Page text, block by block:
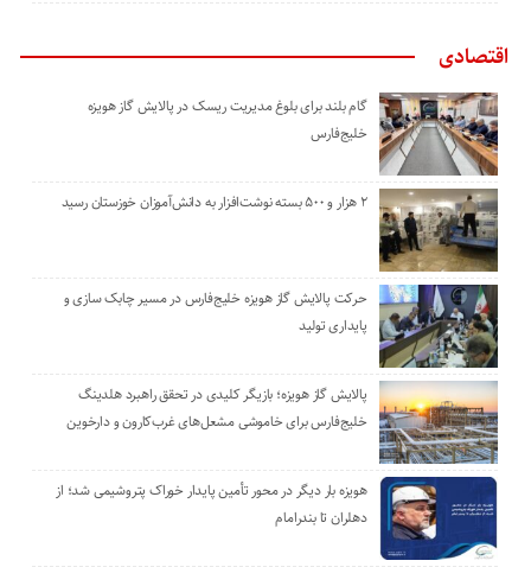
اقتصادی
گام بلند برای بلوغ مدیریت ریسک در پالایش گاز هویزه
خلیج‌فارس
۲ هزار و ۵۰۰ بسته نوشت‌افزار به دانش‌آموزان خوزستان رسید
حرکت پالایش گاز هویزه خلیج‌فارس در مسیر چابک سازی و
پایداری تولید
پالایش گاز هویزه؛ بازیگر کلیدی در تحقق راهبرد هلدینگ
خلیج‌فارس برای خاموشی مشعل‌های غرب‌کارون و دارخوین
هویزه بار دیگر در محور تأمین پایدار خوراک پتروشیمی شد؛ از
دهلران تا بندرامام